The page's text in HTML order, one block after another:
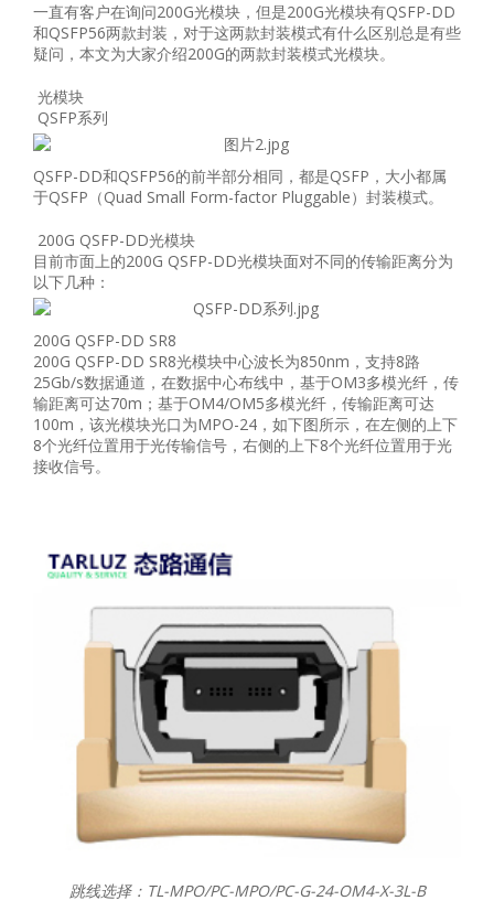
一直有客户在询问200G光模块，但是200G光模块有QSFP-DD
和QSFP56两款封装，对于这两款封装模式有什么区别总是有些
疑问，本文为大家介绍200G的两款封装模式光模块。
光模块
QSFP系列
QSFP-DD和QSFP56的前半部分相同，都是QSFP，大小都属
于QSFP（Quad Small Form-factor Pluggable）封装模式。
200G QSFP-DD光模块
目前市面上的200G QSFP-DD光模块面对不同的传输距离分为
以下几种：
200G QSFP-DD SR8
200G QSFP-DD SR8光模块中心波长为850nm，支持8路
25Gb/s数据通道，在数据中心布线中，基于OM3多模光纤，传
输距离可达70m；基于OM4/OM5多模光纤，传输距离可达
100m，该光模块光口为MPO-24，如下图所示，在左侧的上下
8个光纤位置用于光传输信号，右侧的上下8个光纤位置用于光
接收信号。
跳线选择：TL-MPO/PC-MPO/PC-G-24-OM4-X-3L-B